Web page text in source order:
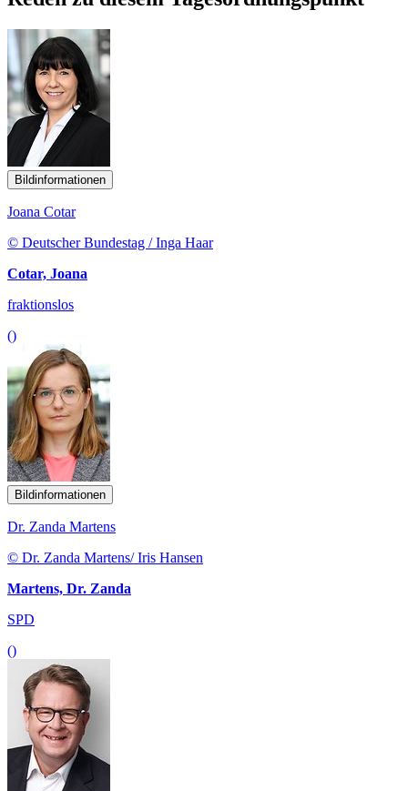
Bildinformationen
Joana Cotar
© Deutscher Bundestag / Inga Haar
Cotar, Joana
fraktionslos
()
Bildinformationen
Dr. Zanda Martens
© Dr. Zanda Martens/ Iris Hansen
Martens, Dr. Zanda
SPD
()